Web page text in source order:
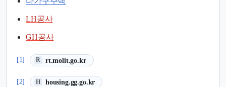
LH공사
GH공사
[1] R rt.molit.go.kr
(새 탭에서 열림)
[2] H housing.gg.go.kr
(새 탭에서 열림)